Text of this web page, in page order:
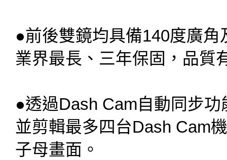
●前後雙鏡均具備140度廣
業界最長、三年保固，品質
●透過Dash Cam自動同步
並剪輯最多四台Dash Cam
子母畫面。